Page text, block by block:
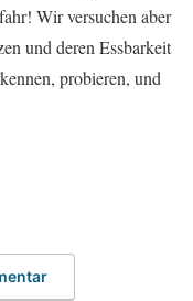
Wir versuchen aber
und deren Essbarkeit
probieren, und